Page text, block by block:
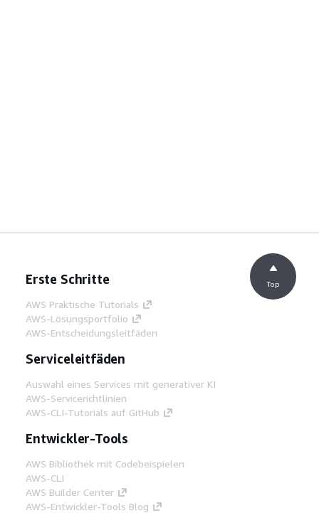
Erste Schritte
AWS Praktische Tutorials
AWS-Lösungsportfolio
AWS-Entscheidungsleitfäden
Serviceleitfäden
Auswahl eines Services mit generativer KI
AWS-Servicerichtlinien
AWS-CLI-Tutorials auf GitHub
Entwickler-Tools
AWS Bibliothek mit Codebeispielen
AWS-CLI
AWS Builder Center
AWS-Entwickler-Tools Blog
Top